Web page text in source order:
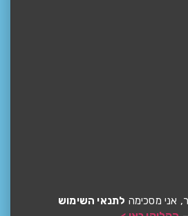
אני מסכימה לתנאי השימוש